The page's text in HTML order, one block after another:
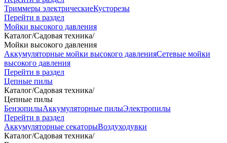
Триммеры электрическиеКусторезы
Перейти в раздел
Мойки высокого давления
Каталог/Садовая техника/
Мойки высокого давления
Аккумуляторные мойки высокого давленияСетевые мойки
высокого давления
Перейти в раздел
Цепные пилы
Каталог/Садовая техника/
Цепные пилы
БензопилыАккумуляторные пилыЭлектропилы
Перейти в раздел
Аккумуляторные секаторыВоздуходувки
Каталог/Садовая техника/